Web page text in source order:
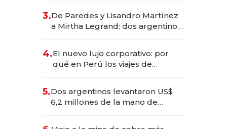
las marcas "fast premium"
3.De Paredes y Lisandro Martínez
a Mirtha Legrand: dos argentinos
4.El nuevo lujo corporativo: por
qué en Perú los viajes de
para convertirse en experiencias
transformadoras
5.Dos argentinos levantaron US$
6,2 millones de la mano de